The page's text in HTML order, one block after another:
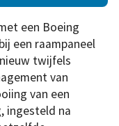
een Boeing
een raampaneel
twijfels
van
van een
ingesteld na